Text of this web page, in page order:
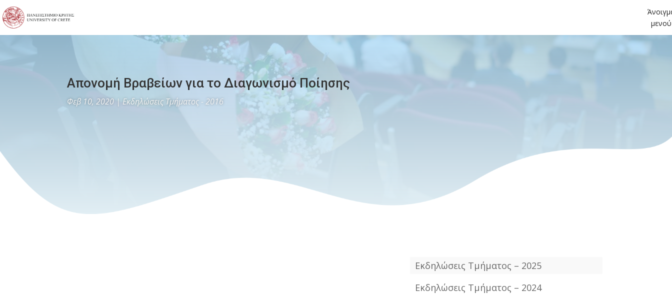
μενού
Απονομή Βραβείων για το Διαγωνισμό Ποίησης
Φεβ 10, 2020 | Εκδηλώσεις Τμήματος - 2016
Εκδηλώσεις Τμήματος – 2025
Εκδηλώσεις Τμήματος – 2024